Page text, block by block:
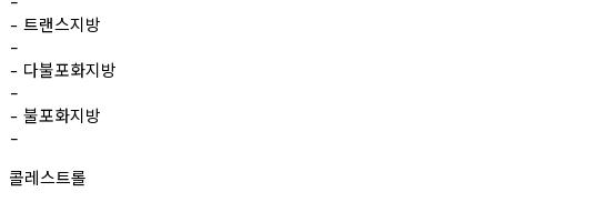
- 트랜스지방
-
- 다불포화지방
-
- 불포화지방
-
콜레스트롤